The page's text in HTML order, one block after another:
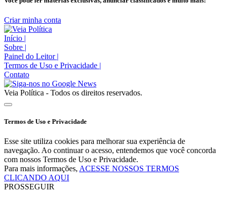
Criar minha conta
Início |
Sobre |
Painel do Leitor |
Termos de Uso e Privacidade |
Contato
Veia Política - Todos os direitos reservados.
Termos de Uso e Privacidade
Esse site utiliza cookies para melhorar sua experiência de
navegação. Ao continuar o acesso, entendemos que você concorda
com nossos Termos de Uso e Privacidade.
Para mais informações, ACESSE NOSSOS TERMOS
CLICANDO AQUI
PROSSEGUIR